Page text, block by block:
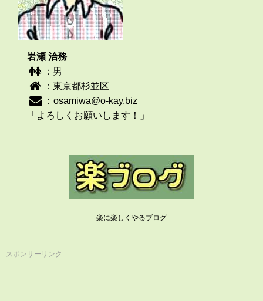
岩瀬 治務
：男
：東京都杉並区
： osamiwa@o-kay.biz
「よろしくお願いします！」
楽に楽しくやるブログ
スポンサーリンク